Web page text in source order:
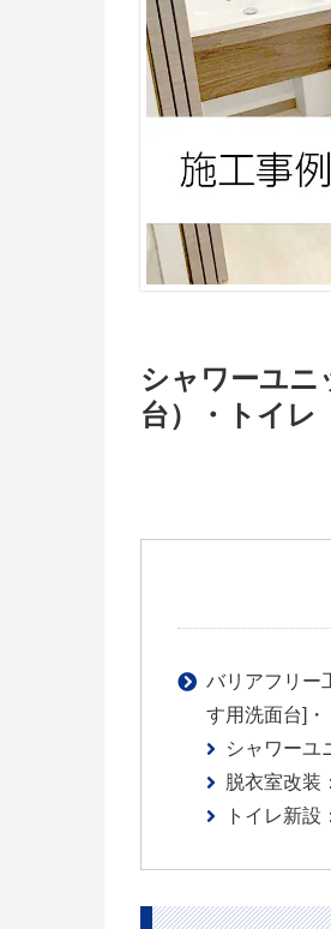
シャワーユニ
台）・トイレ
バリアフリー
す用洗面台]・
シャワーユ
脱衣室改装
トイレ新設